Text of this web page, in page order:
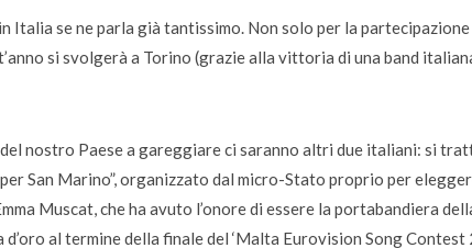
Italia se ne parla già tantissimo. Non solo per la
si svolgerà a Torino (grazie alla vittoria di una band
nostro Paese a gareggiare ci saranno altri due italiani: si
San Marino”, organizzato dal micro-Stato proprio per
Muscat, che ha avuto l’onore di essere la portabandiera
al termine della finale del ‘Malta Eurovision Song Contest